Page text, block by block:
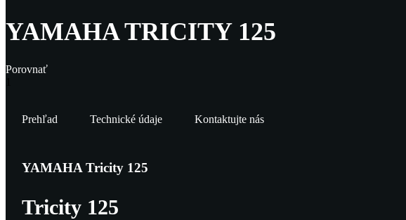
YAMAHA TRICITY 125
Porovnať
Prehľad Technické údaje Kontaktujte nás
YAMAHA Tricity 125
Tricity 125